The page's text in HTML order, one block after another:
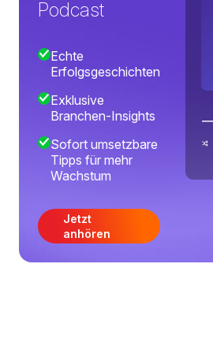
Podcast
Echte
Erfolgsgeschichten
Exklusive
Branchen-Insights
Sofort umsetzbare
Tipps für mehr
Wachstum
Jetzt
anhören